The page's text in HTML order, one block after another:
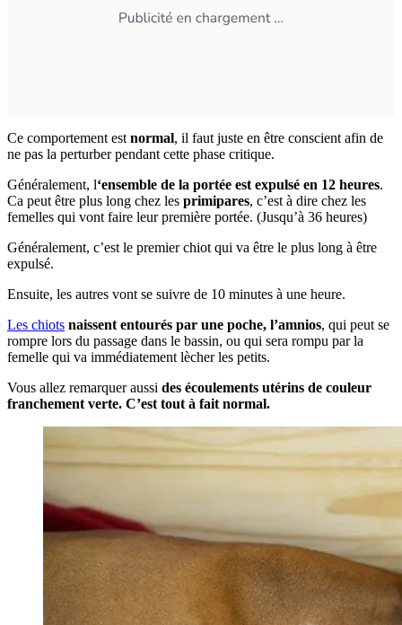
Ce comportement est normal, il faut juste en être conscient afin de
ne pas la perturber pendant cette phase critique.
Généralement, l‘ensemble de la portée est expulsé en 12 heures.
Ca peut être plus long chez les primipares, c’est à dire chez les
femelles qui vont faire leur première portée. (Jusqu’à 36 heures)
Généralement, c’est le premier chiot qui va être le plus long à être
expulsé.
Ensuite, les autres vont se suivre de 10 minutes à une heure.
Les chiots naissent entourés par une poche, l’amnios, qui peut se
rompre lors du passage dans le bassin, ou qui sera rompu par la
femelle qui va immédiatement lècher les petits.
Vous allez remarquer aussi des écoulements utérins de couleur
franchement verte. C’est tout à fait normal.